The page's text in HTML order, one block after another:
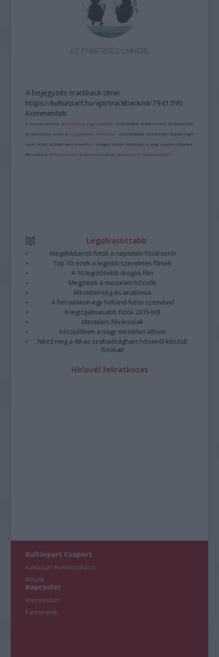
AZ EMBERSÉG ÜNNEPE
A bejegyzés trackback címe:
https://kulturpart.hu/api/trackback/id/7941590
Kommentek:
A hozzászólások avonatkozó jogszabályok értelmében felhasználói tartalomnak
minősülnek, értük a szolgáltatás technikai üzemeltetője semmilyen felelősséget
nem vállal, azokat nem ellenőrzi. Kifogás esetén forduljon a blog szerkesztőjéhez.
Részletek a Felhasználási feltételekben és azadatvédelmi tájékoztatóban
Legolvasottabb
Megdöbbentő fotók a néptelen fővárosról
Top 10: ezek a legjobb szerelmes filmek
A 10 legütősebb drogos film
Megjöttek a meztelen hősnők
Meztelenség és anatómia
A forradalom egy holland fotós szemével
A legizgalmasabb fotók 2015-ből
Meztelen fővárosiak
Készülőben a nagy meztelen album
Nézd meg a 48-as szabadságharc hőseiről készült
fotókat!
Hírlevél feliratkozás
Kultúrpart Csoport
Kultúrpart Kommunikáció
Rólunk
Kapcsolat
Impresszum
Partnereink